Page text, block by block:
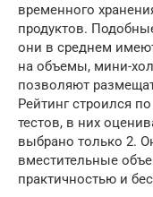
временного
продуктов.
они в среднем
на объемы, мини-
позволяют
Рейтинг строился
тестов, в них
выбрано только 2.
вместительные
практичностью и